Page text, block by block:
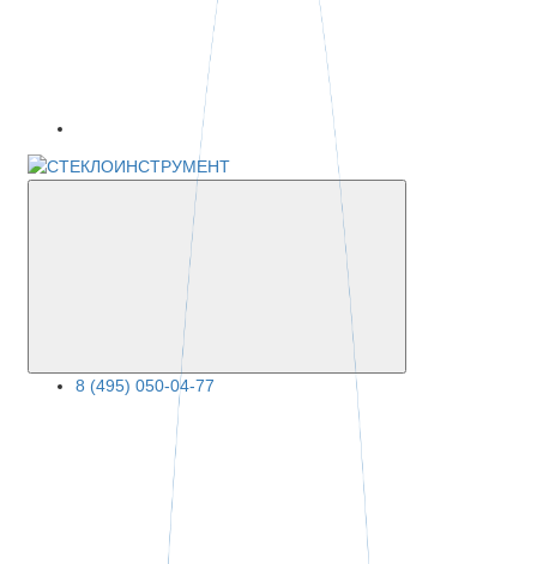
8 (495) 050-04-77